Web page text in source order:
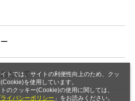
トでは、サイトの利便性向上のため、クッ
を使用しています。
のクッキー(Cookie)の使用に関しては、
イバシーポリシー 」をお読みください。
たって